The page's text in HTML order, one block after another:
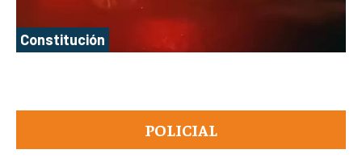
POLICIAL
Constitución